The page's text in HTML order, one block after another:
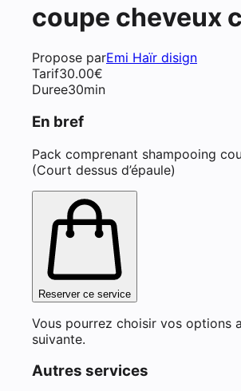
coupe cheveux
Propose parEmi Haïr disign
Tarif30.00€
Duree30min
En bref
Pack comprenant shampooing
(Court dessus d’épaule)
Reserver ce service
Vous pourrez choisir vos options
suivante.
Autres services